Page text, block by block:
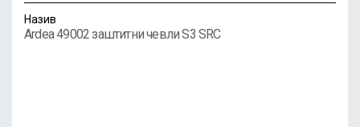
Назив
Ardea 49002 заштитни чевли S3 SRC